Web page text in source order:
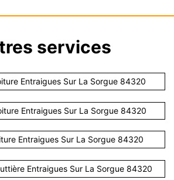
services
Entraigues Sur La Sorgue 84320
Entraigues Sur La Sorgue 84320
Entraigues Sur La Sorgue 84320
Entraigues Sur La Sorgue 84320